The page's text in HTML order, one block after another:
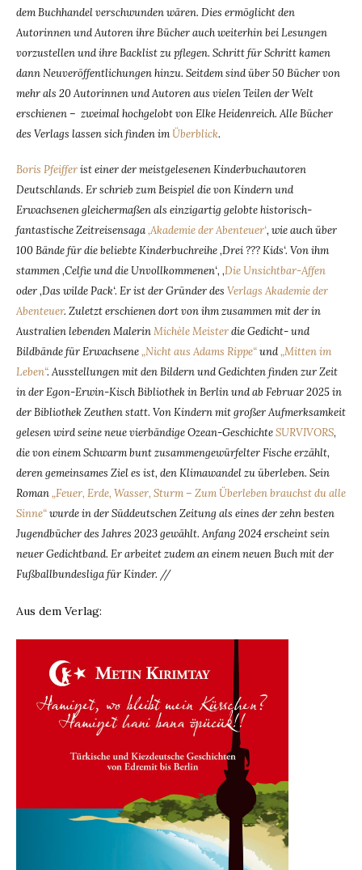
dem Buchhandel verschwunden wären. Dies ermöglicht den
Autorinnen und Autoren ihre Bücher auch weiterhin bei Lesungen
vorzustellen und ihre Backlist zu pflegen. Schritt für Schritt kamen
dann Neuveröffentlichungen hinzu. Seitdem sind über 50 Bücher von
mehr als 20 Autorinnen und Autoren aus vielen Teilen der Welt
erschienen – zweimal hochgelobt von Elke Heidenreich. Alle Bücher
des Verlags lassen sich finden imÜberblick.
Boris Pfeifferist einer der meistgelesenen Kinderbuchautoren
Deutschlands. Er schrieb zum Beispiel die von Kindern und
Erwachsenen gleichermaßen als einzigartig gelobte historisch-
fantastische Zeitreisensaga‚Akademie der Abenteuer‘, wie auch über
100 Bände für die beliebte Kinderbuchreihe ‚Drei ??? Kids‘. Von ihm
stammen ‚Celfie und die Unvollkommenen‘, ‚Die Unsichtbar-Affen
oder ‚Das wilde Pack‘. Er ist der Gründer des Verlags Akademie der
Abenteuer. Zuletzt erschienen dort von ihm zusammen mit der in
Australien lebenden MalerinMichèle Meisterdie Gedicht- und
Bildbände für Erwachsene„Nicht aus Adams Rippe“und„Mitten im
Leben“. Ausstellungen mit den Bildern und Gedichten finden zur Zeit
in der Egon-Erwin-Kisch Bibliothek in Berlin und ab Februar 2025 in
der Bibliothek Zeuthen statt. Von Kindern mit großer Aufmerksamkeit
gelesen wird seine neue vierbändige Ozean-GeschichteSURVIVORS,
die von einem Schwarm bunt zusammengewürfelter Fische erzählt,
deren gemeinsames Ziel es ist, den Klimawandel zu überleben. Sein
Roman„Feuer, Erde, Wasser, Sturm – Zum Überleben brauchst du alle
Sinne“wurde in der Süddeutschen Zeitung als eines der zehn besten
Jugendbücher des Jahres 2023 gewählt. Anfang 2024 erscheint sein
neuer Gedichtband. Er arbeitet zudem an einem neuen Buch mit der
Fußballbundesliga für Kinder. //
Aus dem Verlag: